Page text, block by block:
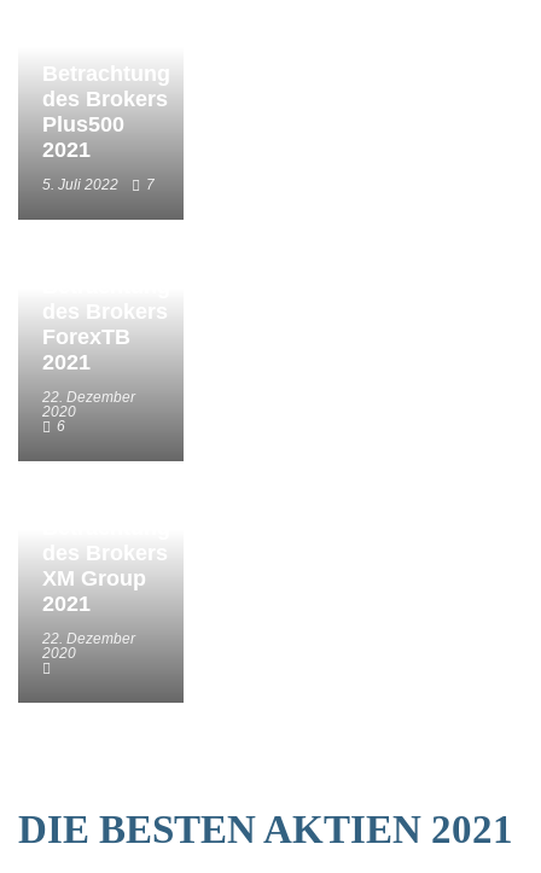
Betrachtung
des Brokers
Plus500
2021
5. Juli 2022 7
des Brokers
ForexTB
2021
22. Dezember
2020
6
des Brokers
XM Group
2021
22. Dezember
2020
DIE BESTEN AKTIEN 2021